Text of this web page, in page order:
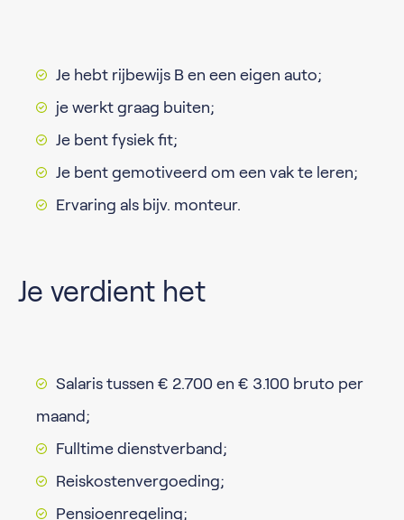
Je hebt rijbewijs B en een eigen auto;
je werkt graag buiten;
Je bent fysiek fit;
Je bent gemotiveerd om een vak te leren;
Ervaring als bijv. monteur.
Je verdient het
Salaris tussen € 2.700 en € 3.100 bruto per
maand;
Fulltime dienstverband;
Reiskostenvergoeding;
Pensioenregeling;